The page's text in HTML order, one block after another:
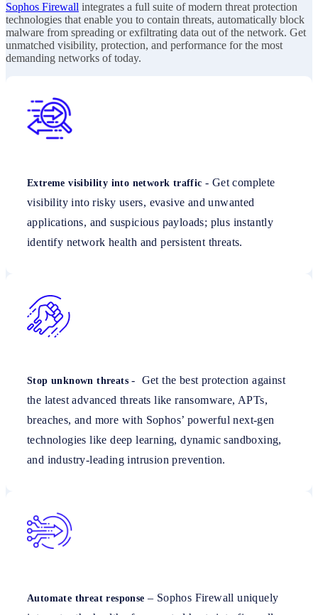
Sophos Firewall integrates a full suite of modern threat protection
technologies that enable you to contain threats, automatically block
malware from spreading or exfiltrating data out of the network. Get
unmatched visibility, protection, and performance for the most
demanding networks of today.
Extreme visibility into network traffic - Get complete
visibility into risky users, evasive and unwanted
applications, and suspicious payloads; plus instantly
identify network health and persistent threats.
Stop unknown threats - Get the best protection against
the latest advanced threats like ransomware, APTs,
breaches, and more with Sophos’ powerful next-gen
technologies like deep learning, dynamic sandboxing,
and industry-leading intrusion prevention.
Automate threat response – Sophos Firewall uniquely